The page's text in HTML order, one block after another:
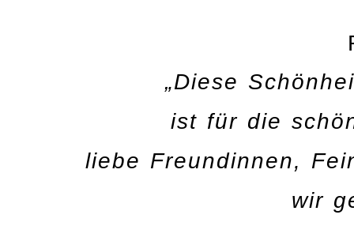
„Diese
ist für die
liebe Freundinnen,
wir